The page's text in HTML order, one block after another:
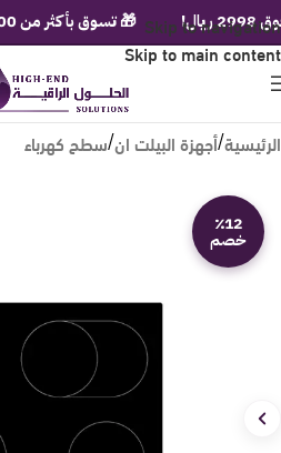
Skip to navigation
Skip to main content
الرئيسية/أجهزة البيلت ان/سطح كهرباء
٪12
خصم
🎁 تسوق بأكثر من 3000 ريال ولف عجلة الهدايا الفورية!